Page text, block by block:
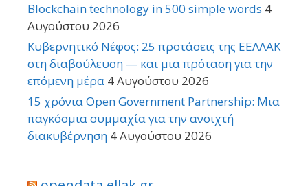
Blockchain technology in 500 simple words 4
Αυγούστου 2026
Κυβερνητικό Νέφος: 25 προτάσεις της ΕΕΛΛΑΚ
στη διαβούλευση — και μια πρόταση για την
επόμενη μέρα 4 Αυγούστου 2026
15 χρόνια Open Government Partnership: Μια
παγκόσμια συμμαχία για την ανοιχτή
διακυβέρνηση 4 Αυγούστου 2026